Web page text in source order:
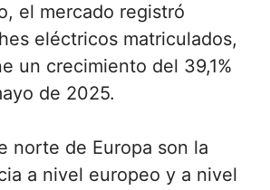
el mercado registró
eléctricos matriculados,
un crecimiento del 39,1%
de 2025.
norte de Europa son la
a nivel europeo y a nivel